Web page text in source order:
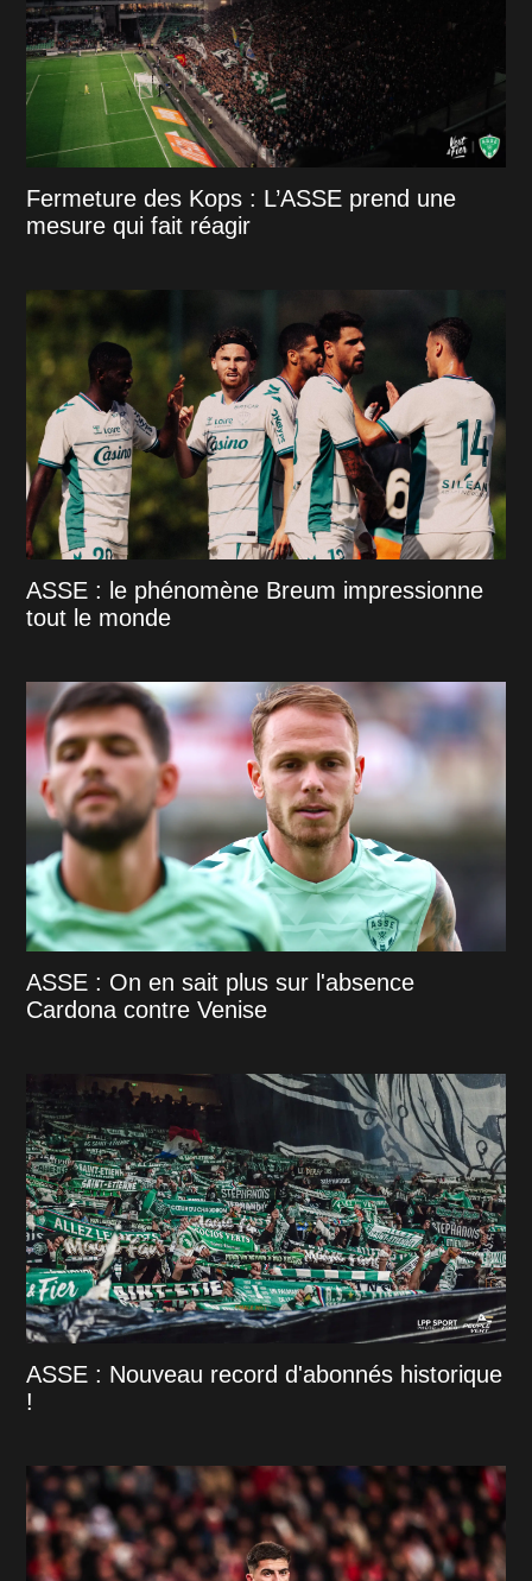
Fermeture des Kops : L’ASSE prend une
mesure qui fait réagir
ASSE : le phénomène Breum impressionne
tout le monde
ASSE : On en sait plus sur l'absence
Cardona contre Venise
ASSE : Nouveau record d'abonnés historique
!